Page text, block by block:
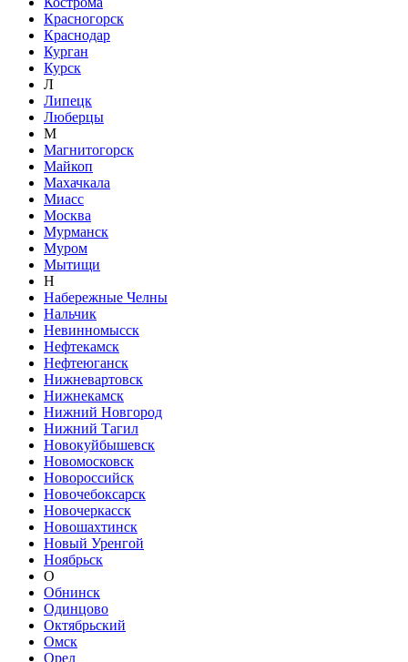
Красногорск
Краснодар
Курган
Курск
Л
Липецк
Люберцы
М
Магнитогорск
Майкоп
Махачкала
Миасс
Москва
Мурманск
Муром
Мытищи
Н
Набережные Челны
Нальчик
Невинномысск
Нефтекамск
Нефтеюганск
Нижневартовск
Нижнекамск
Нижний Новгород
Нижний Тагил
Новокуйбышевск
Новомосковск
Новороссийск
Новочебоксарск
Новочеркасск
Новошахтинск
Новый Уренгой
Ноябрьск
О
Обнинск
Одинцово
Октябрьский
Омск
Орел